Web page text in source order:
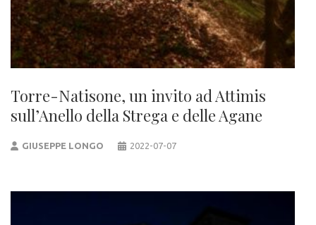
Torre-Natisone, un invito ad Attimis
sull’Anello della Strega e delle Agane
GIUSEPPE LONGO 2022-07-07